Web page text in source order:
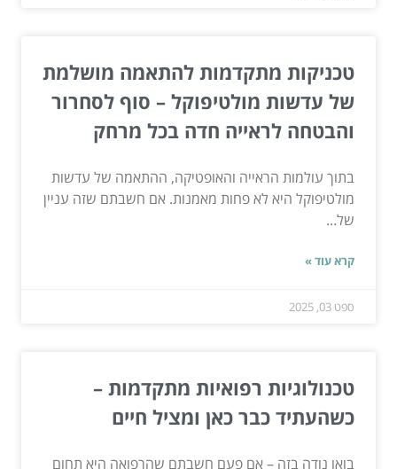
טכניקות מתקדמות להתאמה מושלמת
של עדשות מולטיפוקל – סוף לסחרור
והבטחה לראייה חדה בכל מרחק
בתוך עולמות הראייה והאופטיקה, ההתאמה של עדשות
מולטיפוקל היא לא פחות מאמנות. אם חשבתם שזה עניין
של...
קרא עוד »
ספט 03, 2025
טכנולוגיות רפואיות מתקדמות –
כשהעתיד כבר כאן ומציל חיים
בואו נודה בזה – אם פעם חשבתם שהרפואה היא תחום